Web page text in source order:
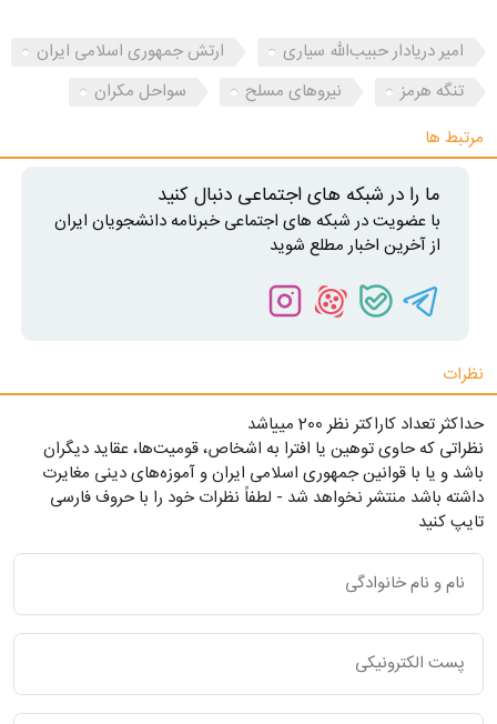
امیر دریادار حبیب‌الله سیاری
ارتش جمهوری اسلامی ایران
تنگه هرمز
نیروهای مسلح
سواحل مکران
مرتبط ها
ما را در شبکه های اجتماعی دنبال کنید
با عضویت در شبکه های اجتماعی خبرنامه دانشجویان ایران
از آخرین اخبار مطلع شوید
نظرات
حداکثر تعداد کاراکتر نظر 200 ميياشد
نظراتی که حاوی توهین یا افترا به اشخاص، قومیت‌ها، عقاید دیگران
باشد و یا با قوانین جمهوری اسلامی ایران و آموزه‌های دینی مغایرت
داشته باشد منتشر نخواهد شد - لطفاً نظرات خود را با حروف فارسی
تایپ کنید